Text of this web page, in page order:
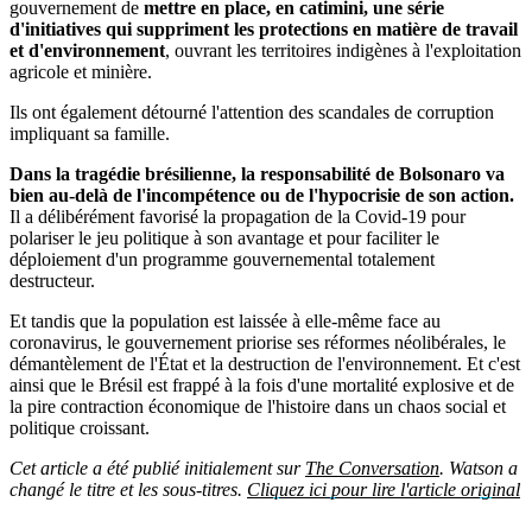
gouvernement de mettre en place, en catimini, une série
d'initiatives qui suppriment les protections en matière de travail
et d'environnement, ouvrant les territoires indigènes à l'exploitation
agricole et minière.
Ils ont également détourné l'attention des scandales de corruption
impliquant sa famille.
Dans la tragédie brésilienne, la responsabilité de Bolsonaro va
bien au-delà de l'incompétence ou de l'hypocrisie de son action.
Il a délibérément favorisé la propagation de la Covid-19 pour
polariser le jeu politique à son avantage et pour faciliter le
déploiement d'un programme gouvernemental totalement
destructeur.
Et tandis que la population est laissée à elle-même face au
coronavirus, le gouvernement priorise ses réformes néolibérales, le
démantèlement de l'État et la destruction de l'environnement. Et c'est
ainsi que le Brésil est frappé à la fois d'une mortalité explosive et de
la pire contraction économique de l'histoire dans un chaos social et
politique croissant.
Cet article a été publié initialement sur The Conversation. Watson a
changé le titre et les sous-titres. Cliquez ici pour lire l'article original